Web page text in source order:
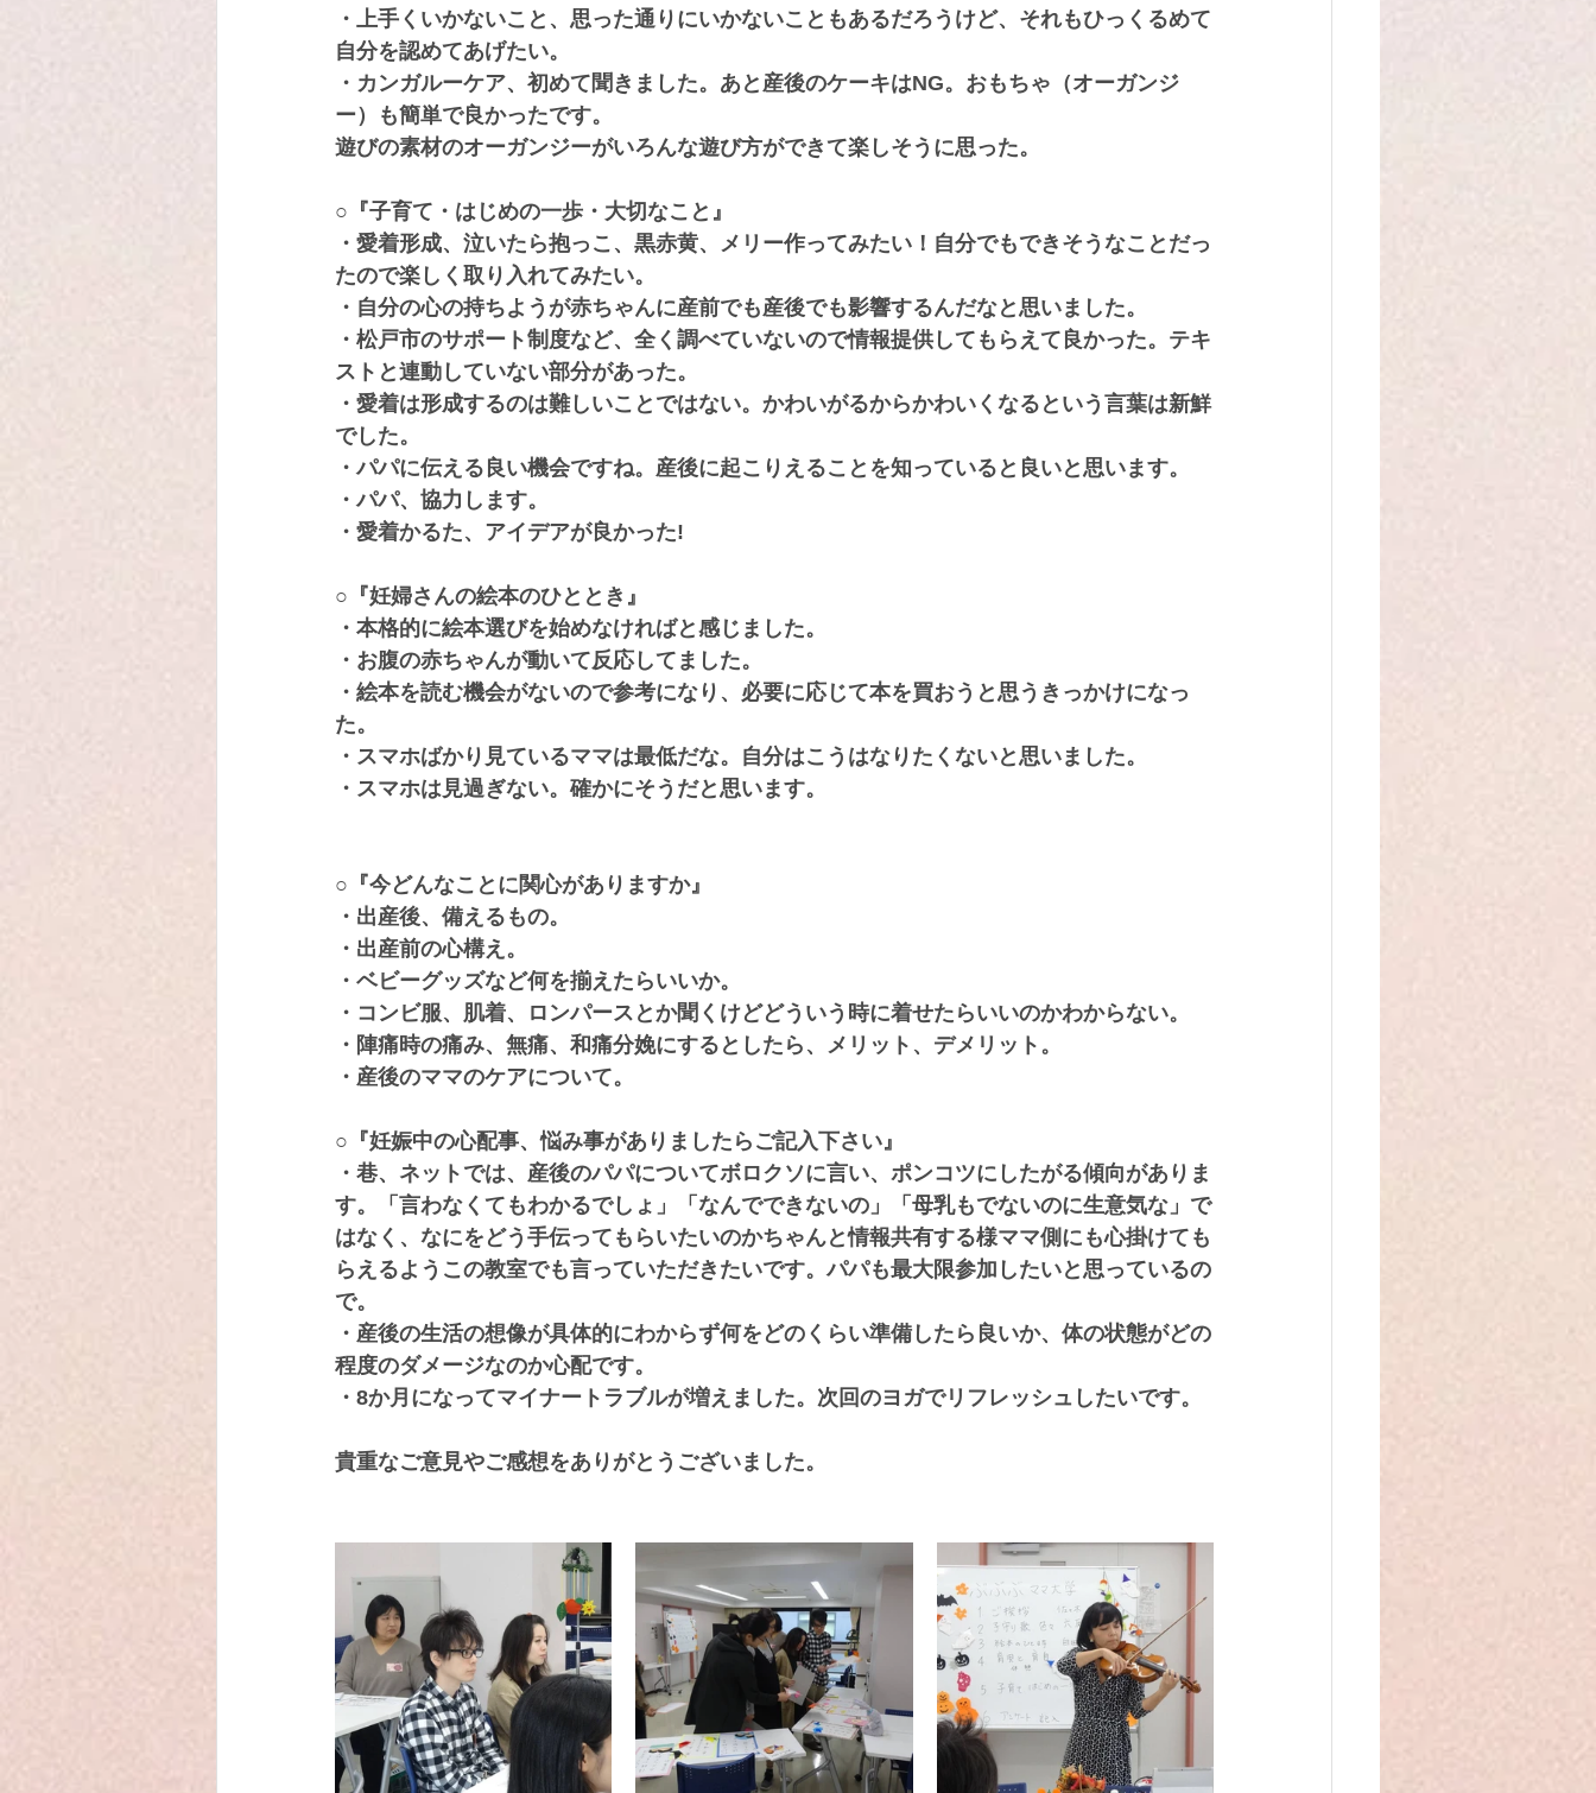
・上手くいかないこと、思った通りにいかないこともあるだろうけど、それもひっくるめて
自分を認めてあげたい。
・カンガルーケア、初めて聞きました。あと産後のケーキはNG。おもちゃ（オーガンジ
ー）も簡単で良かったです。
遊びの素材のオーガンジーがいろんな遊び方ができて楽しそうに思った。
○『子育て・はじめの一歩・大切なこと』
・愛着形成、泣いたら抱っこ、黒赤黄、メリー作ってみたい！自分でもできそうなことだっ
たので楽しく取り入れてみたい。
・自分の心の持ちようが赤ちゃんに産前でも産後でも影響するんだなと思いました。
・松戸市のサポート制度など、全く調べていないので情報提供してもらえて良かった。テキ
ストと連動していない部分があった。
・愛着は形成するのは難しいことではない。かわいがるからかわいくなるという言葉は新鮮
でした。
・パパに伝える良い機会ですね。産後に起こりえることを知っていると良いと思います。
・パパ、協力します。
・愛着かるた、アイデアが良かった!
○『妊婦さんの絵本のひととき』
・本格的に絵本選びを始めなければと感じました。
・お腹の赤ちゃんが動いて反応してました。
・絵本を読む機会がないので参考になり、必要に応じて本を買おうと思うきっかけになっ
た。
・スマホばかり見ているママは最低だな。自分はこうはなりたくないと思いました。
・スマホは見過ぎない。確かにそうだと思います。
○『今どんなことに関心がありますか』
・出産後、備えるもの。
・出産前の心構え。
・ベビーグッズなど何を揃えたらいいか。
・コンビ服、肌着、ロンパースとか聞くけどどういう時に着せたらいいのかわからない。
・陣痛時の痛み、無痛、和痛分娩にするとしたら、メリット、デメリット。
・産後のママのケアについて。
○『妊娠中の心配事、悩み事がありましたらご記入下さい』
・巷、ネットでは、産後のパパについてボロクソに言い、ポンコツにしたがる傾向がありま
す。「言わなくてもわかるでしょ」「なんでできないの」「母乳もでないのに生意気な」で
はなく、なにをどう手伝ってもらいたいのかちゃんと情報共有する様ママ側にも心掛けても
らえるようこの教室でも言っていただきたいです。パパも最大限参加したいと思っているの
で。
・産後の生活の想像が具体的にわからず何をどのくらい準備したら良いか、体の状態がどの
程度のダメージなのか心配です。
・8か月になってマイナートラブルが増えました。次回のヨガでリフレッシュしたいです。
貴重なご意見やご感想をありがとうございました。